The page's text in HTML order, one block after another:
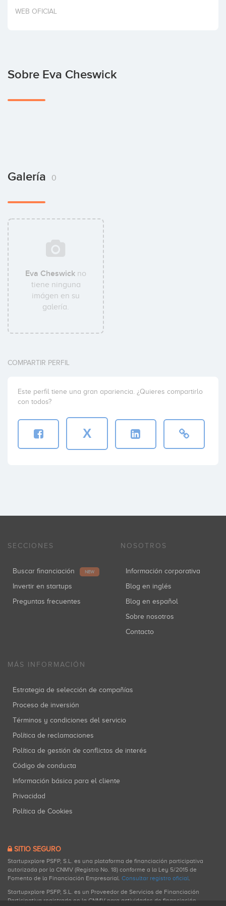
Invertir
WEB OFICIAL
Sobre Eva Cheswick
Galería 0
Eva Cheswick no
tiene ninguna
imágen en su
galería.
COMPARTIR PERFIL
Este perfil tiene una gran apariencia. ¿Quieres compartirlo
con todos?
X
SECCIONES
Buscar financiación NEW
Invertir en startups
Preguntas frecuentes
NOSOTROS
Información corporativa
Blog en inglés
Blog en español
Sobre nosotros
Contacto
MÁS INFORMACIÓN
Estrategia de selección de compañías
Proceso de inversión
Términos y condiciones del servicio
Política de reclamaciones
Política de gestión de conflictos de interés
Código de conducta
Información básica para el cliente
Privacidad
Política de Cookies
SITIO SEGURO
Startupxplore PSFP, S.L. es una plataforma de financiación participativa
autorizada por la CNMV (Registro No. 18) conforme a la Ley 5/2015 de
Fomento de la Financiación Empresarial. Consultar registro oficial.
Startupxplore PSFP, S.L. es un Proveedor de Servicios de Financiación
Participativa registrado en la CNMV para actividades de financiación